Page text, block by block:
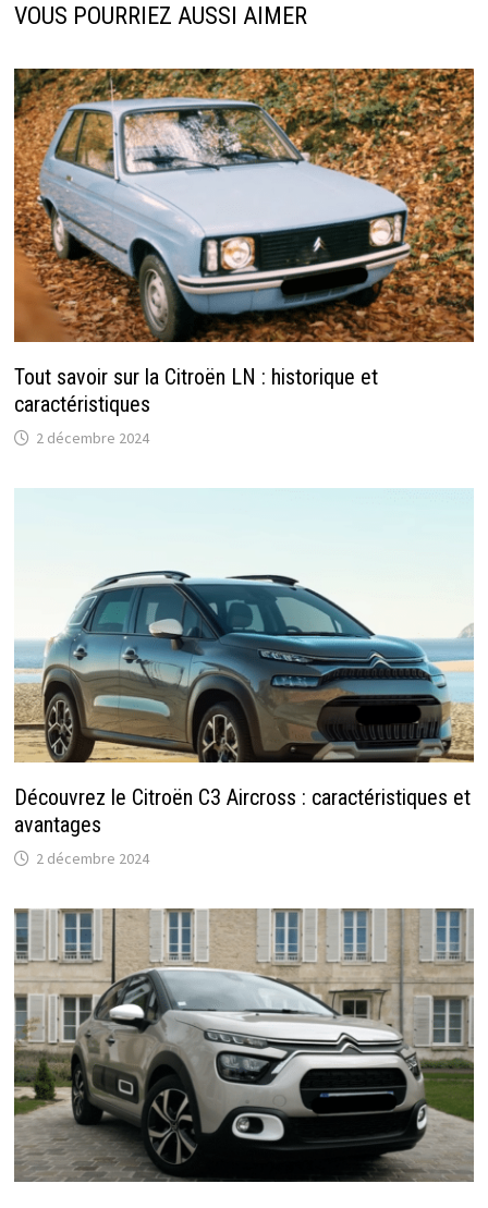
VOUS POURRIEZ AUSSI AIMER
Tout savoir sur la Citroën LN : historique et
caractéristiques
2 décembre 2024
Découvrez le Citroën C3 Aircross : caractéristiques et
avantages
2 décembre 2024